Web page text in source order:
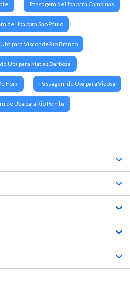
Passagem de Uba para Campinas
de Uba para Sao Paulo
para Visconde Rio Branco
Uba para Matias Barbosa
Fora Passagem de Uba para Vicosa
de Uba para Rio Pomba